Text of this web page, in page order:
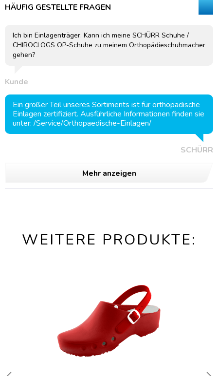
HÄUFIG GESTELLTE FRAGEN
Ich bin Einlagenträger. Kann ich meine SCHÜRR Schuhe /
CHIROCLOGS OP-Schuhe zu meinem Orthopädieschuhmacher
gehen?
Kunde
Ein großer Teil unseres Sortiments ist für orthopädische
Einlagen zertifiziert. Ausführliche Informationen finden sie
unter: /Service/Orthopaedische-Einlagen/
SCHÜRR
Mehr anzeigen
WEITERE PRODUKTE: